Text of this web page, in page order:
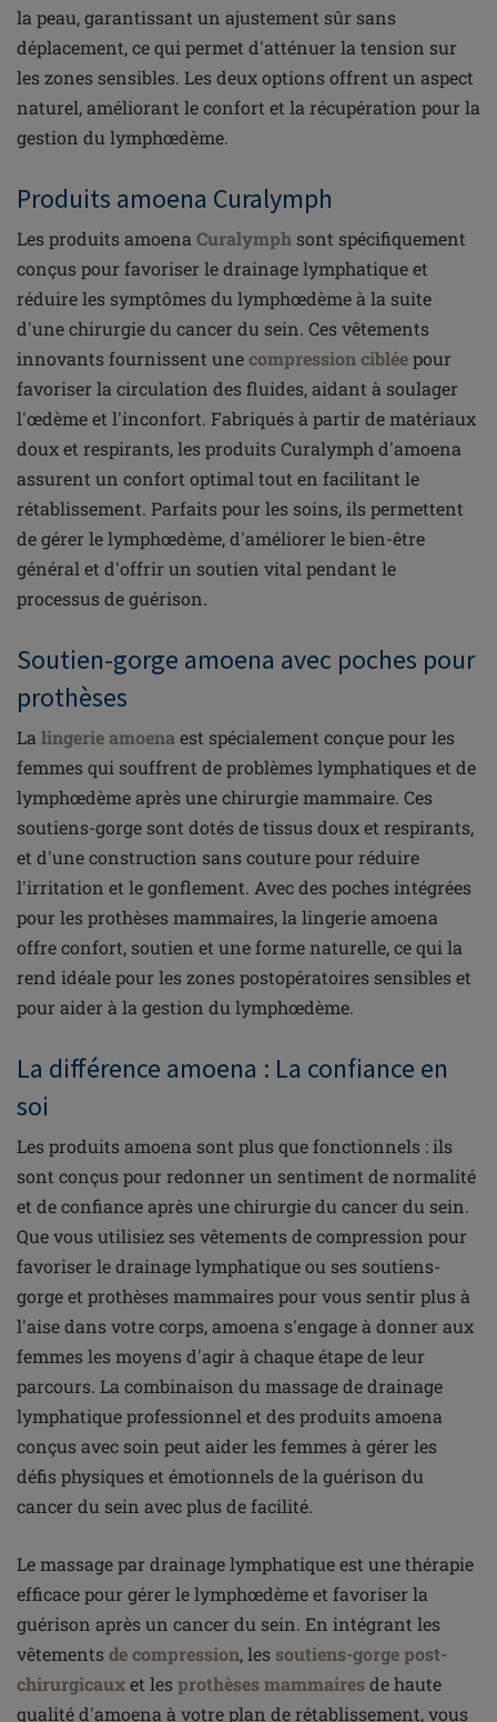
la peau, garantissant un ajustement sûr sans
déplacement, ce qui permet d'atténuer la tension sur
les zones sensibles. Les deux options offrent un aspect
naturel, améliorant le confort et la récupération pour la
gestion du lymphœdème.
Produits amoena Curalymph
Les produits amoena Curalymph sont spécifiquement
conçus pour favoriser le drainage lymphatique et
réduire les symptômes du lymphœdème à la suite
d'une chirurgie du cancer du sein. Ces vêtements
innovants fournissent unecompression cibléepour
favoriser la circulation des fluides, aidant à soulager
l'œdème et l'inconfort. Fabriqués à partir de matériaux
doux et respirants, les produits Curalymph d'amoena
assurent un confort optimal tout en facilitant le
rétablissement. Parfaits pour les soins, ils permettent
de gérer le lymphœdème, d'améliorer le bien-être
général et d'offrir un soutien vital pendant le
processus de guérison.
Soutien-gorge amoena avec poches pour
prothèses
La lingerie amoena est spécialement conçue pour les
femmes qui souffrent de problèmes lymphatiques et de
lymphœdème après une chirurgie mammaire. Ces
soutiens-gorge sont dotés de tissus doux et respirants,
et d'une construction sans couture pour réduire
l'irritation et le gonflement. Avec des poches intégrées
pour les prothèses mammaires, la lingerie amoena
offre confort, soutien et une forme naturelle, ce qui la
rend idéale pour les zones postopératoires sensibles et
pour aider à la gestion du lymphœdème.
La différence amoena : La confiance en
soi
Les produits amoena sont plus que fonctionnels : ils
sont conçus pour redonner un sentiment de normalité
et de confiance après une chirurgie du cancer du sein.
Que vous utilisiez ses vêtements de compression pour
favoriser le drainage lymphatique ou ses soutiens-
gorge et prothèses mammaires pour vous sentir plus à
l'aise dans votre corps, amoena s'engage à donner aux
femmes les moyens d'agir à chaque étape de leur
parcours. La combinaison du massage de drainage
lymphatique professionnel et des produits amoena
conçus avec soin peut aider les femmes à gérer les
défis physiques et émotionnels de la guérison du
cancer du sein avec plus de facilité.
Le massage par drainage lymphatique est une thérapie
efficace pour gérer le lymphœdème et favoriser la
guérison après un cancer du sein. En intégrant les
vêtementsde compression, les soutiens-gorge post-
chirurgicauxet lesprothèses mammairesde haute
qualité d'amoena à votre plan de rétablissement, vous